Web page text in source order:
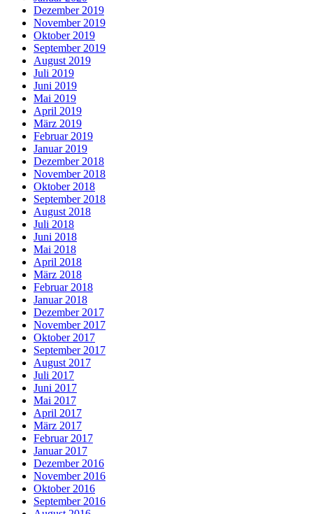
Dezember 2019
November 2019
Oktober 2019
September 2019
August 2019
Juli 2019
Juni 2019
Mai 2019
April 2019
März 2019
Februar 2019
Januar 2019
Dezember 2018
November 2018
Oktober 2018
September 2018
August 2018
Juli 2018
Juni 2018
Mai 2018
April 2018
März 2018
Februar 2018
Januar 2018
Dezember 2017
November 2017
Oktober 2017
September 2017
August 2017
Juli 2017
Juni 2017
Mai 2017
April 2017
März 2017
Februar 2017
Januar 2017
Dezember 2016
November 2016
Oktober 2016
September 2016